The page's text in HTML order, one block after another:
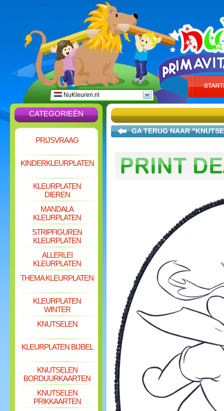
NuKleuren.nl
CATEGORIEËN
PRIJSVRAAG
KINDERKLEURPLATEN
KLEURPLATEN
DIEREN
MANDALA
KLEURPLATEN
STRIPFIGUREN
KLEURPLATEN
ALLERLEI
KLEURPLATEN
THEMA KLEURPLATEN
KLEURPLATEN
WINTER
KNUTSELEN
KLEURPLATEN BIJBEL
KNUTSELEN
BORDUURKAARTEN
KNUTSELEN
PRIKKAARTEN
GA TERUG NAAR